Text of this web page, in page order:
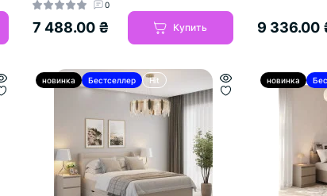
0
7 488.00 ₴ Купить 9 336.00
новинка Бестселлер Hit новинка